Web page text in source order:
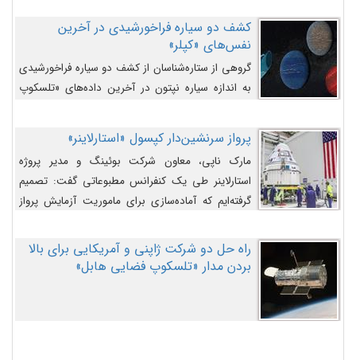
کشف دو سیاره فراخورشیدی در آخرین
نفس‌های «کپلر»
گروهی از ستاره‌شناسان از کشف دو سیاره فراخورشیدی
به اندازه سیاره نپتون در آخرین داده‌های «تلسکوپ
پرواز سرنشین‌دار کپسول «استارلاینر»
مارک ناپی، معاون شرکت بوئینگ و مدیر پروژه
استارلاینر طی یک کنفرانس مطبوعاتی گفت: تصمیم
گرفته‌ایم که آماده‌سازی برای ماموریت آزمایش پرواز
اصلاح کنیم.
راه حل دو شرکت ژاپنی و آمریکایی برای بالا
بردن مدار «تلسکوپ فضایی هابل»